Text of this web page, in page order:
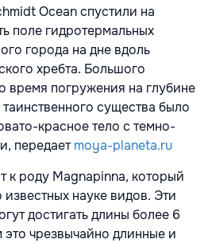
Ocean спустили на
поле гидротермальных
города на дне вдоль
хребта. Большого
время погружения на глубине
существа было
красное тело с темно-
передаетmoya-planeta.ru
к роду Magnapinna, который
известных науке видов. Эти
достигать длины более 6
чрезвычайно длинные и